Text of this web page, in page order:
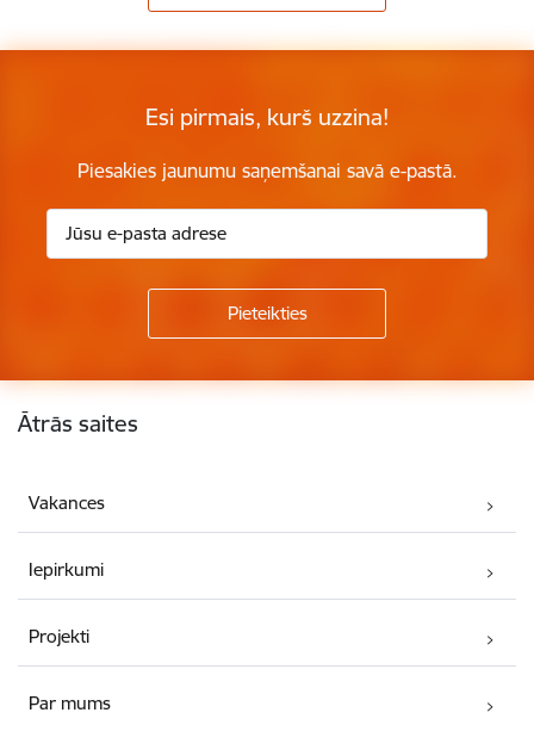
Esi pirmais, kurš uzzina!
Piesakies jaunumu saņemšanai savā e-pastā.
Kājene
Ātrās saites
Vakances
Iepirkumi
Projekti
Par mums